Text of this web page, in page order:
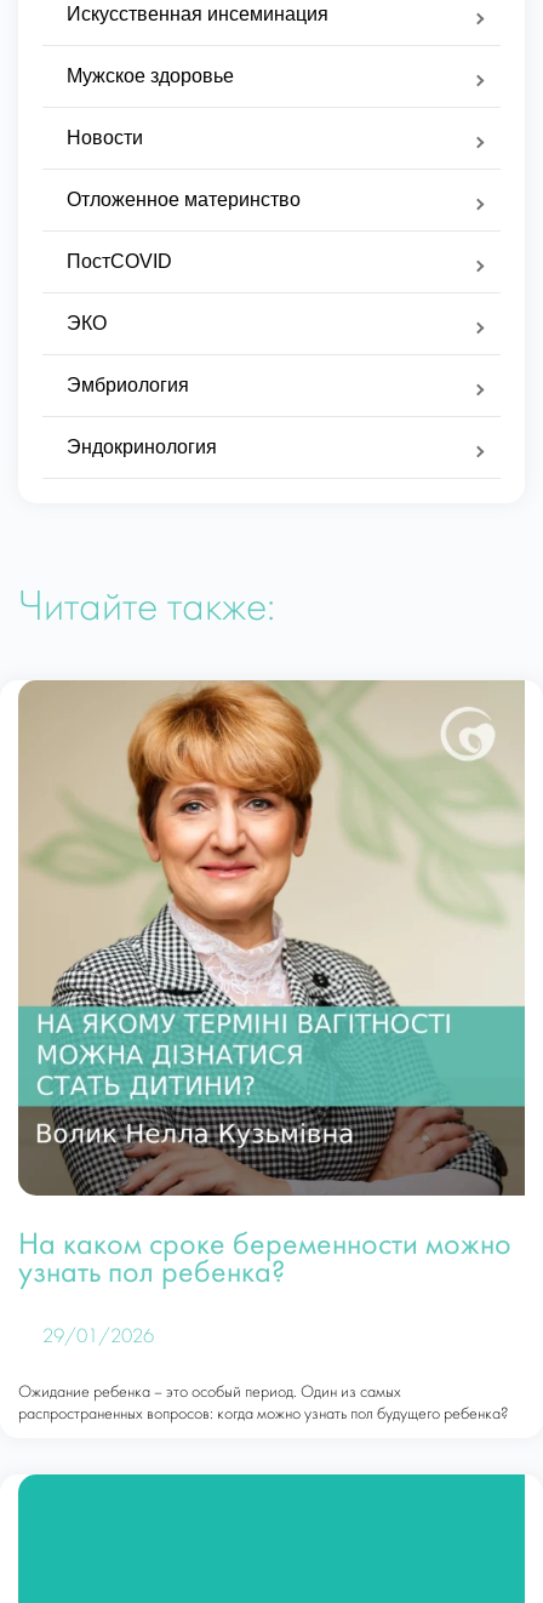
Искусственная инсеминация
Мужское здоровье
Новости
Отложенное материнство
ПостCOVID
ЭКО
Эмбриология
Эндокринология
Читайте также:
На каком сроке беременности можно
узнать пол ребенка?
29/01/2026
Ожидание ребенка – это особый период. Один из самых
распространенных вопросов: когда можно узнать пол будущего ребенка?